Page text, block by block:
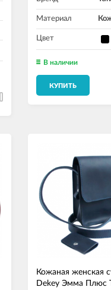
Материал
Цвет
В наличии
КУПИТЬ
Кожаная женская
Dekey Эмма Плюс